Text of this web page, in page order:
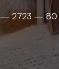
— 2723 — 80